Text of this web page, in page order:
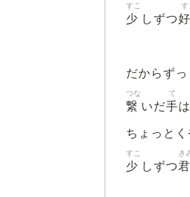
少
すこ
しずつ好
す
だからず
繋
つな
いだ手
て
は
ちょっと
少
すこ
しずつ君
き